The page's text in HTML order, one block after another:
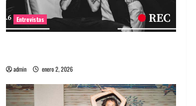
Entrevistas
admin enero 2, 2026